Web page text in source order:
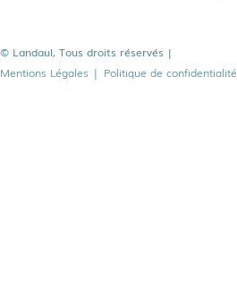
© Landaul, Tous droits réservés |
Mentions Légales | Politique de confidentialité